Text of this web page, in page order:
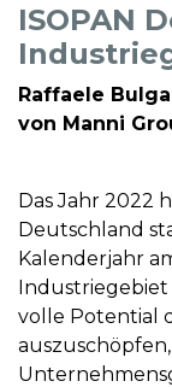
ISOPAN
Raffaele
von Manni
Das Jahr 2022
Deutschland
Kalenderjahr
Industriegebiet
volle Potential